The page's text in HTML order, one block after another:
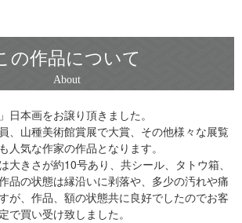
の作品について
日本画をお譲り頂きました。
、山種美術館賞展で大賞、その他様々な展覧
人気な作家の作品となります。
大きさが約10号あり、共シール、タトウ箱、
品の状態は縁沿いに剥落や、多少の汚れや痛
が、作品、額の状態共に良好でしたのでお客
で買い受け致しました。